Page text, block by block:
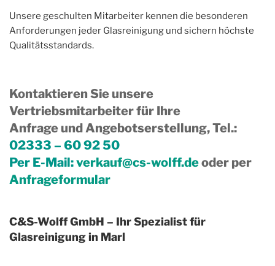
Unsere geschulten Mitarbeiter kennen die besonderen
Anforderungen jeder Glasreinigung und sichern höchste
Qualitätsstandards.
Kontaktieren Sie unsere
Vertriebsmitarbeiter für Ihre
Anfrage und Angebotserstellung, Tel.:
02333 – 60 92 50
Per E-Mail:verkauf@cs-wolff.deoder per
Anfrageformular
C&S-Wolff GmbH – Ihr Spezialist für
Glasreinigung in Marl